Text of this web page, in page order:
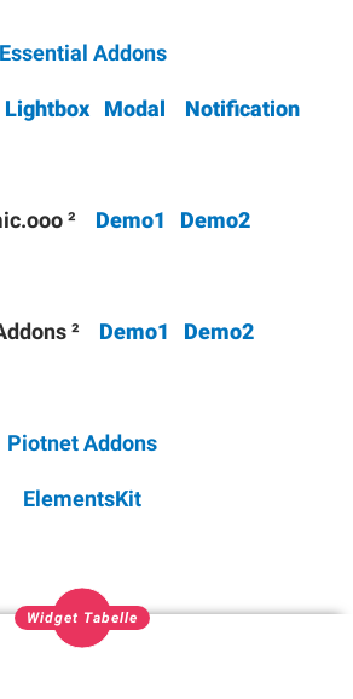
Essential Addons
Lightbox Modal Notification
² Demo1 Demo2
² Demo1 Demo2
Piotnet Addons
ElementsKit
Widget Tabelle